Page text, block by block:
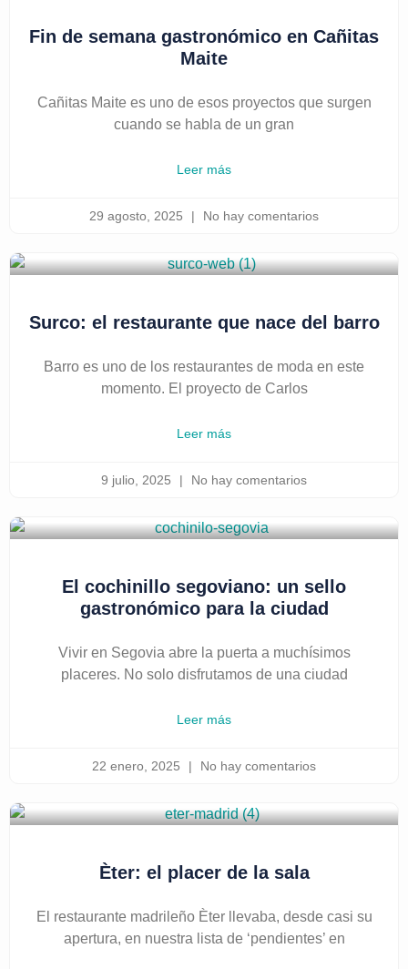
Fin de semana gastronómico en Cañitas
Maite
Cañitas Maite es uno de esos proyectos que surgen
cuando se habla de un gran
Leer más
29 agosto, 2025 No hay comentarios
Surco: el restaurante que nace del barro
Barro es uno de los restaurantes de moda en este
momento. El proyecto de Carlos
Leer más
9 julio, 2025 No hay comentarios
El cochinillo segoviano: un sello
gastronómico para la ciudad
Vivir en Segovia abre la puerta a muchísimos
placeres. No solo disfrutamos de una ciudad
Leer más
22 enero, 2025 No hay comentarios
Èter: el placer de la sala
El restaurante madrileño Èter llevaba, desde casi su
apertura, en nuestra lista de ‘pendientes’ en